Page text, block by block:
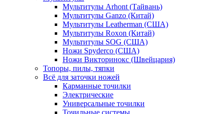
Мультитулы Arhont (Тайвань)
Мультитулы Ganzo (Китай)
Мультитулы Leatherman (США)
Мультитулы Roxon (Китай)
Мультитулы SOG (США)
Ножи Spyderco (США)
Ножи Викторинокс (Швейцария)
Топоры, пилы, тяпки
Всё для заточки ножей
Карманные точилки
Электрические
Универсальные точилки
Точильные системы